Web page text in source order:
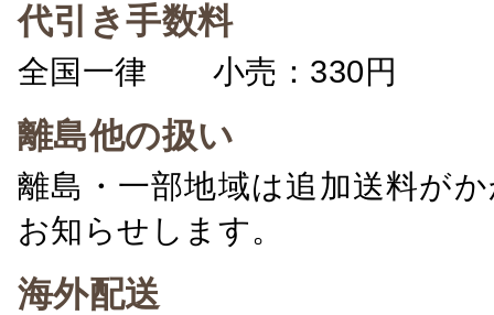
代引き手数料
全国一律 小売：330円 卸
離島他の扱い
離島・一部地域は追加送料が
お知らせします。
海外配送